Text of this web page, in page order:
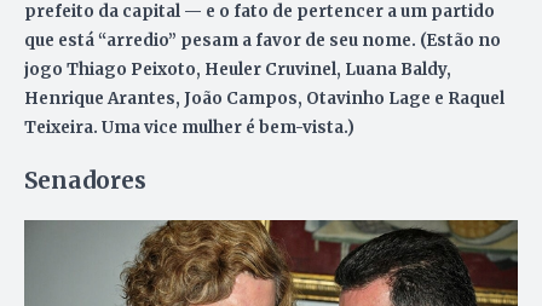
prefeito da capital — e o fato de pertencer a um partido
que está “arredio” pesam a favor de seu nome. (Estão no
jogo Thiago Peixoto, Heuler Cruvinel, Luana Baldy,
Henrique Arantes, João Campos, Otavinho Lage e Raquel
Teixeira. Uma vice mulher é bem-vista.)
Senadores